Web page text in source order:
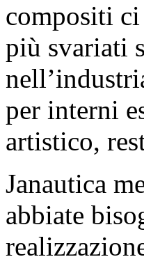
compositi
più svariati
per interni
artistico,
Janautica
abbiate